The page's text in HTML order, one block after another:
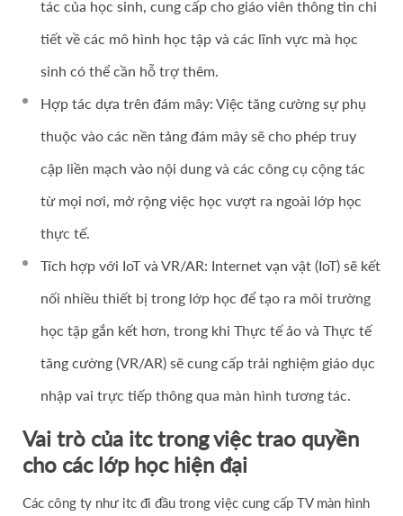
tác của học sinh, cung cấp cho giáo viên thông tin chi
tiết về các mô hình học tập và các lĩnh vực mà học
sinh có thể cần hỗ trợ thêm.
Hợp tác dựa trên đám mây: Việc tăng cường sự phụ
thuộc vào các nền tảng đám mây sẽ cho phép truy
cập liền mạch vào nội dung và các công cụ cộng tác
từ mọi nơi, mở rộng việc học vượt ra ngoài lớp học
thực tế.
Tích hợp với IoT và VR/AR: Internet vạn vật (IoT) sẽ kết
nối nhiều thiết bị trong lớp học để tạo ra môi trường
học tập gắn kết hơn, trong khi Thực tế ảo và Thực tế
tăng cường (VR/AR) sẽ cung cấp trải nghiệm giáo dục
nhập vai trực tiếp thông qua màn hình tương tác.
Vai trò của itc trong việc trao quyền
cho các lớp học hiện đại
Các công ty như itc đi đầu trong việc cung cấp TV màn hình